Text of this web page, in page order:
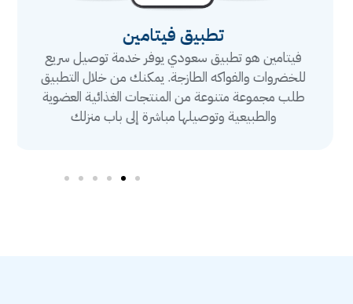
تطبيق فيتامين
فيتامين هو تطبيق سعودي يوفر خدمة توصيل سريع
للخضروات والفواكه الطازجة. يمكنك من خلال التطبيق
طلب مجموعة متنوعة من المنتجات الغذائية العضوية
والطبيعية وتوصيلها مباشرة إلى باب منزلك